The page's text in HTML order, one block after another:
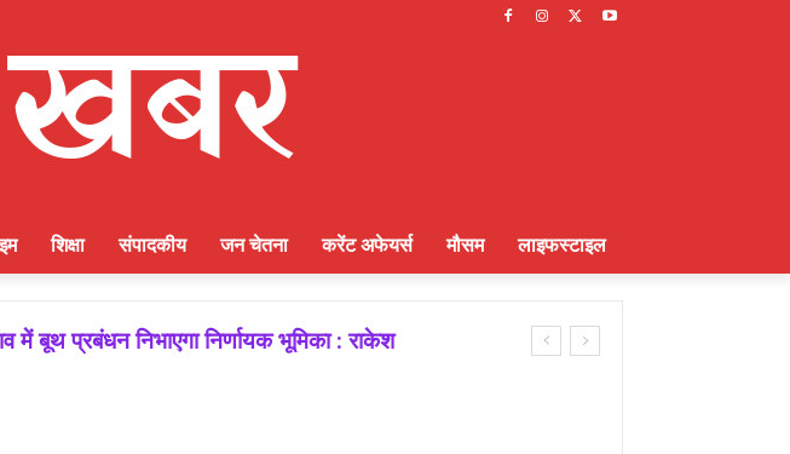
शिक्षा संपादकीय जन चेतना करेंट अफेयर्स मौसम लाइफस्टाइल
में बूथ प्रबंधन निभाएगा निर्णायक भूमिका : राकेश